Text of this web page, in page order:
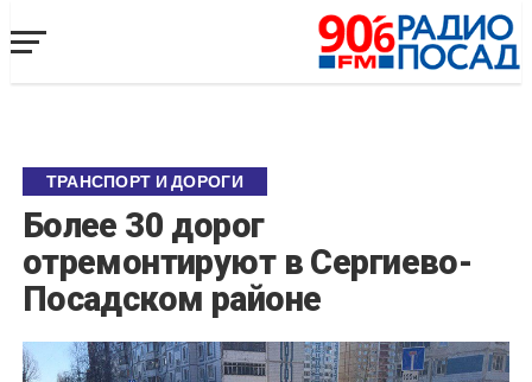
ТРАНСПОРТ И ДОРОГИ
Более 30 дорог
отремонтируют в Сергиево-
Посадском районе